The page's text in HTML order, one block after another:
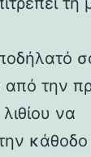
από την
να